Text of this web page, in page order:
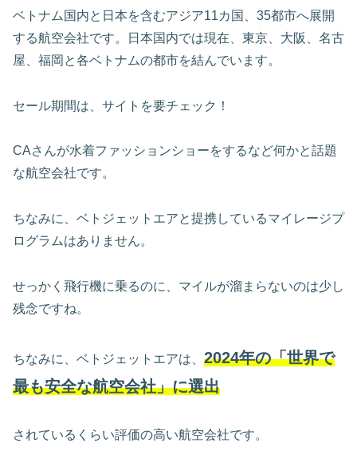
ベトナム国内と日本を含むアジア11カ国、35都市へ展開
する航空会社です。日本国内では現在、東京、大阪、名古
屋、福岡と各ベトナムの都市を結んでいます。
セール期間は、サイトを要チェック！
CAさんが水着ファッションショーをするなど何かと話題
な航空会社です。
ちなみに、ベトジェットエアと提携しているマイレージプ
ログラムはありません。
せっかく飛行機に乗るのに、マイルが溜まらないのは少し
残念ですね。
ちなみに、ベトジェットエアは、 2024年の「世界で
最も安全な航空会社」に選出
されているくらい評価の高い航空会社です。